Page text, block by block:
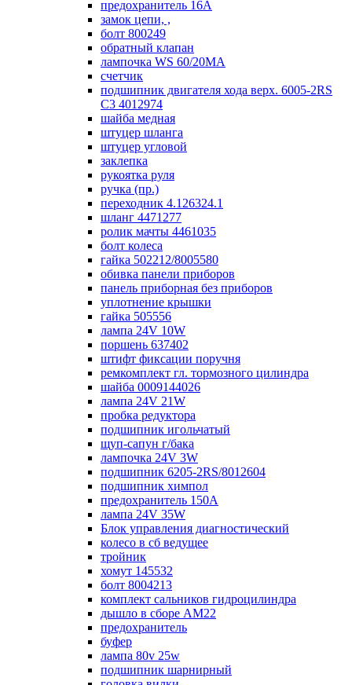
предохранитель 16А
замок цепи, ,
болт 800249
обратный клапан
лампочка WS 60/20МА
счетчик
подшипник двигателя хода верх. 6005-2RS
C3 4012974
шайба медная
штуцер шланга
штуцер угловой
заклепка
рукоятка руля
ручка (пр.)
переходник 4.126324.1
шланг 4471277
ролик мачты 4461035
болт колеса
гайка 502212/8005580
обивка панели приборов
панель приборная без приборов
уплотнение крышки
гайка 505556
лампа 24V 10W
поршень 637402
штифт фиксации поручня
ремкомплект гл. тормозного цилиндра
шайба 0009144026
лампа 24V 21W
пробка редуктора
подшипник игольчатый
щуп-сапун г/бака
лампочка 24V 3W
подшипник 6205-2RS/8012604
подшипник химпол
предохранитель 150А
лампа 24V 35W
Блок управления диагностический
колесо в сб ведущее
тройник
хомут 145532
болт 8004213
комплект сальников гидроцилиндра
дышло в сборе AM22
предохранитель
буфер
лампа 80v 25w
подшипник шарнирный